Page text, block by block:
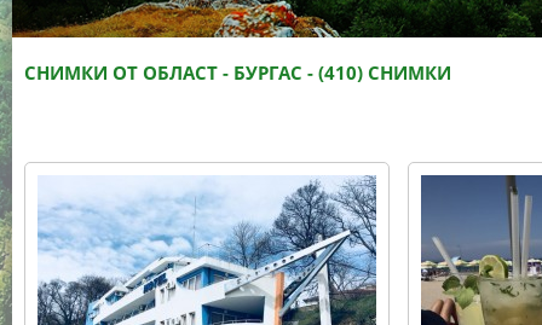
СНИМКИ ОТ ОБЛАСТ - БУРГАС - (410) СНИМКИ